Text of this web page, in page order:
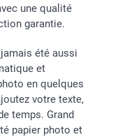
une qualité
garantie.
été aussi
et
en quelques
votre texte,
temps. Grand
papier photo et